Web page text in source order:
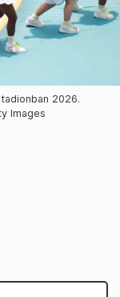
2026.
Images